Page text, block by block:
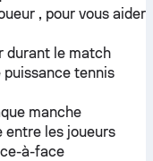
, pour vous aider
durant le match
tennis
manche
entre les joueurs
à-face